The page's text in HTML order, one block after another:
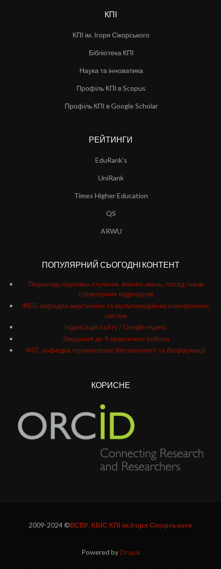
КПІ
КПІ ім. Ігоря Сікорського
Бібліотека КПІ
Наука та інноватика
Профіль КПІ в Scopus
Профіль КПІ в Google Scholar
РЕЙТИНГИ
EduRank's
UniRank
Times Higher Education
QS
ARWU
ПОПУЛЯРНИЙ СЬОГОДНІ КОНТЕНТ
Переклад наукових ступенів. вчених звань, посад і назв
структурних підрозділів
ФЕЛ, кафедра акустичних та мультимедійних електронних
систем
Індексація сайту / Google індекс
Завдання до 9 практичної роботи
ФБТ, кафедра промислової біотехнології та біофармації
КОРИСНЕ
2009-2024 ©ВСВУ, КБІС КПІ ім.Ігоря Сікорського
Powered byDrupal